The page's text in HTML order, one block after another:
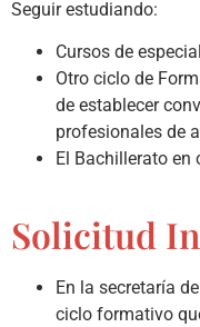
Seguir estudiando:
Cursos de
Otro ciclo de
de establecer
profesionales de
El Bachillerato en
Solicitud
En la secretaría
ciclo formativo